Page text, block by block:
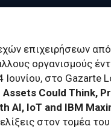
επιχειρήσεων από
οργανισμούς
στο Gazarte
Assets Could Think,
AI, IoT and IBM
στον τομέα